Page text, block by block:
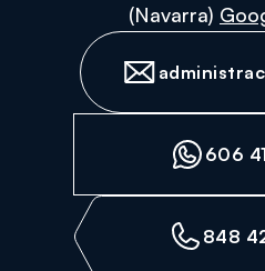
(Navarra)
606
848